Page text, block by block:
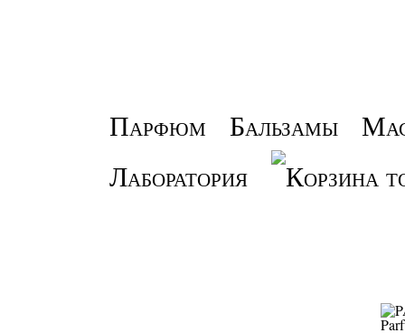
Парфюм Бальзамы
Лаборатория